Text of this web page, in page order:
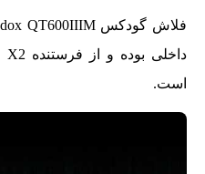
است.